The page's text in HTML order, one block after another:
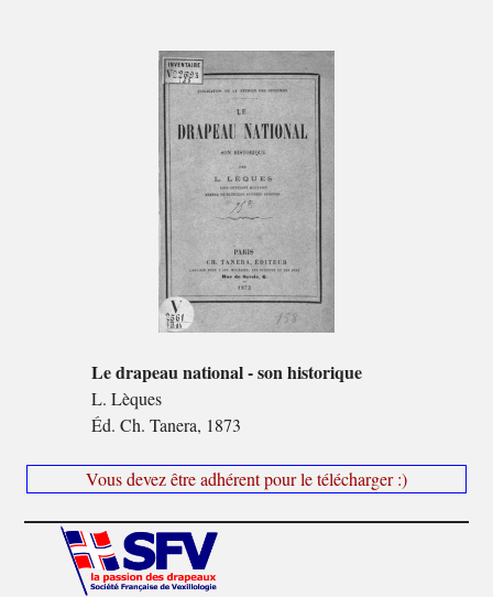
Le drapeau national - son historique
L. Lèques
Éd. Ch. Tanera, 1873
Vous devez être adhérent pour le télécharger :)